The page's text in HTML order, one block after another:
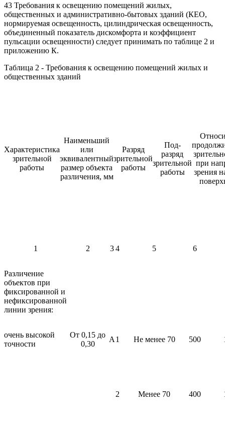
43 Требования к освещению помещений жилых,
общественных и административно-бытовых зданий (КЕО,
нормируемая освещенность, цилиндрическая освещенность,
объединенный показатель дискомфорта и коэффициент
пульсации освещенности) следует принимать по таблице 2 и
приложению К.
Таблица 2 - Требования к освещению помещений жилых и
общественных зданий
Характеристика
зрительной
работы
Наименьший
или
эквивалентный
размер объекта
различения, мм
Разряд
зрительной
работы
Под-
разряд
зрительной
работы
при
зрения
1 2 34 5 6
Различение
объектов при
фиксированной и
нефиксированной
линии зрения:
очень высокой
точности
От 0,15 до
0,30
А 1 Не менее 70 500
2 Менее 70 400